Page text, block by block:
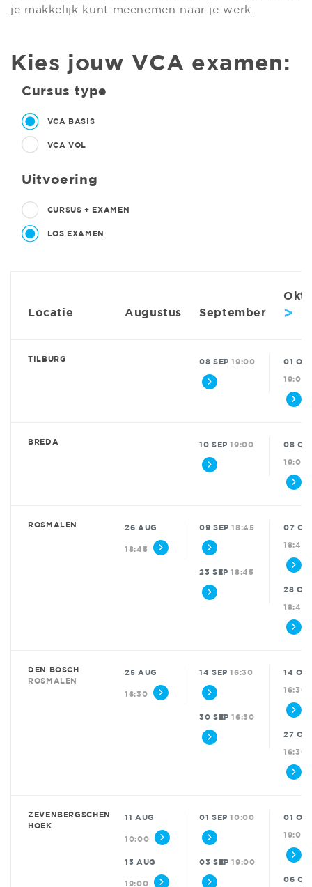
je makkelijk kunt meenemen naar je werk.
Kies jouw VCA examen:
Cursus type
VCA BASIS
VCA VOL
Uitvoering
CURSUS + EXAMEN
LOS EXAMEN
Locatie Augustus September >
TILBURG 08 SEP 19:00 01
19:00
BREDA 10 SEP 19:00 08
19:00
ROSMALEN 26 AUG
18:45
09 SEP 18:45
23 SEP 18:45
07
18:45
28
18:45
DEN BOSCH
ROSMALEN
25 AUG
16:30
14 SEP 16:30
30 SEP 16:30
14
16:30
27
16:30
ZEVENBERGSCHEN
HOEK
11 AUG
10:00
13 AUG
19:00
01 SEP 10:00
03 SEP 19:00
01
19:00
06